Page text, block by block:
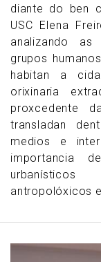
diante do ben
USC Elena
analizando as
grupos
habitan a
orixinaria
proxcedente
transladan
medios e
importancia
antropolóxicos